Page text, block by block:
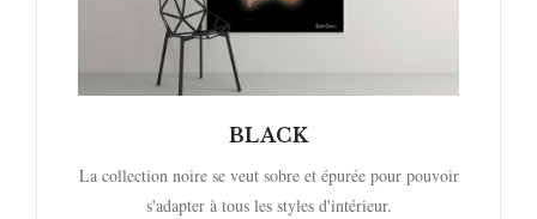
BLACK
La collection noire se veut sobre et épurée pour pouvoir
s'adapter à tous les styles d'intérieur.